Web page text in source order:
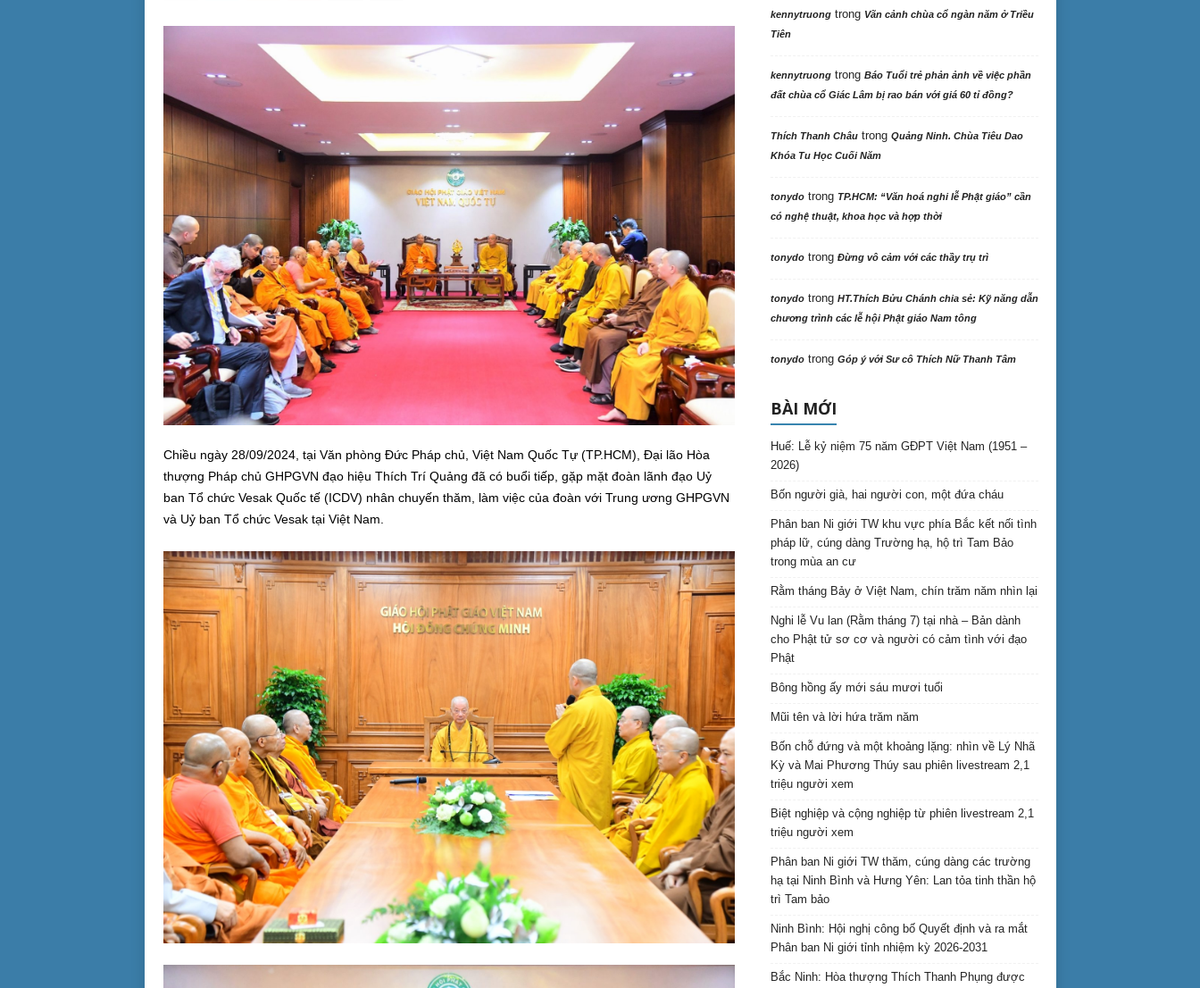
Chiều ngày 28/09/2024, tại Văn phòng Đức Pháp chủ, Việt Nam Quốc Tự (TP.HCM), Đại lão Hòa
thượng Pháp chủ GHPGVN đạo hiệu Thích Trí Quảng đã có buổi tiếp, gặp mặt đoàn lãnh đạo Uỷ
ban Tổ chức Vesak Quốc tế (ICDV) nhân chuyến thăm, làm việc của đoàn với Trung ương GHPGVN
và Uỷ ban Tổ chức Vesak tại Việt Nam.
kennytruongtrong Vãn cảnh chùa cổ ngàn năm ở Triều
Tiên
kennytruongtrong Báo Tuổi trẻ phản ảnh về việc phần
đất chùa cổ Giác Lâm bị rao bán với giá 60 tỉ đồng?
Thích Thanh Châutrong Quảng Ninh. Chùa Tiêu Dao
Khóa Tu Học Cuối Năm
tonydotrong TP.HCM: “Văn hoá nghi lễ Phật giáo” cần
có nghệ thuật, khoa học và hợp thời
tonydotrong Đừng vô cảm với các thầy trụ trì
tonydotrong HT.Thích Bửu Chánh chia sẻ: Kỹ năng dẫn
chương trình các lễ hội Phật giáo Nam tông
tonydotrong Góp ý với Sư cô Thích Nữ Thanh Tâm
BÀI MỚI
Huế: Lễ kỷ niệm 75 năm GĐPT Việt Nam (1951 –
2026)
Bốn người già, hai người con, một đứa cháu
Phân ban Ni giới TW khu vực phía Bắc kết nối tình
pháp lữ, cúng dàng Trường hạ, hộ trì Tam Bảo
trong mùa an cư
Rằm tháng Bảy ở Việt Nam, chín trăm năm nhìn lại
Nghi lễ Vu lan (Rằm tháng 7) tại nhà – Bản dành
cho Phật tử sơ cơ và người có cảm tình với đạo
Phật
Bông hồng ấy mới sáu mươi tuổi
Mũi tên và lời hứa trăm năm
Bốn chỗ đứng và một khoảng lặng: nhìn về Lý Nhã
Kỳ và Mai Phương Thúy sau phiên livestream 2,1
triệu người xem
Biệt nghiệp và cộng nghiệp từ phiên livestream 2,1
triệu người xem
Phân ban Ni giới TW thăm, cúng dàng các trường
hạ tại Ninh Bình và Hưng Yên: Lan tỏa tinh thần hộ
trì Tam bảo
Ninh Bình: Hội nghị công bố Quyết định và ra mắt
Phân ban Ni giới tỉnh nhiệm kỳ 2026-2031
Bắc Ninh: Hòa thượng Thích Thanh Phụng được